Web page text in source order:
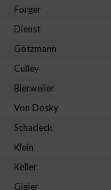
Forger
Dienst
Götzmann
Culley
Bierweiler
Von Dosky
Schadeck
Klein
Keller
Gieler